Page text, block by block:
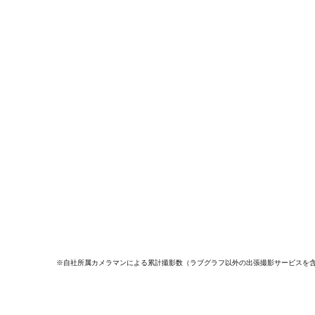
※自社所属カメラマンによる累計撮影数（ラブグラフ以外の出張撮影サービスを